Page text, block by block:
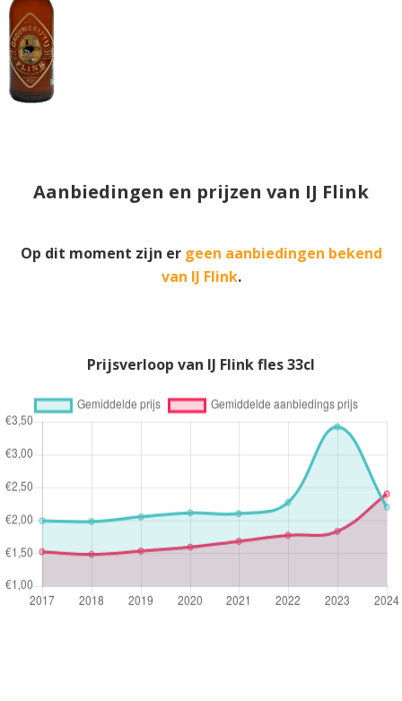
Aanbiedingen en prijzen van IJ Flink
Op dit moment zijn er geen aanbiedingen bekend
van IJ Flink.
Prijsverloop van IJ Flink fles 33cl